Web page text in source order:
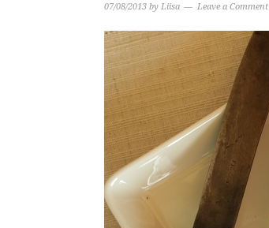
07/08/2013 by Liisa Leave a Comment